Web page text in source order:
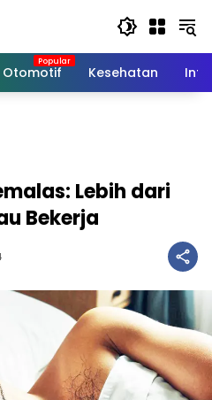
Otomotif Kesehatan
Lebih dari
Bekerja